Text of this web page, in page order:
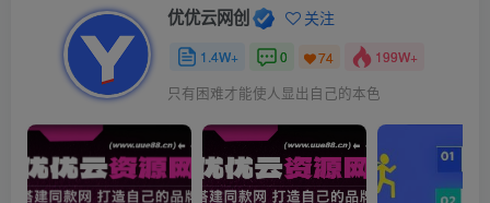
优优云网创 关注
1.4W+ 0 74 199W+
只有困难才能使人显出自己的本色